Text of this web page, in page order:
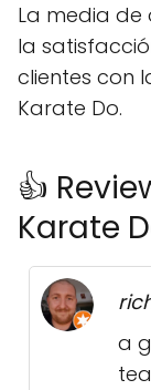
La media de
la
clientes con
Karate Do.
👍
Karate
a